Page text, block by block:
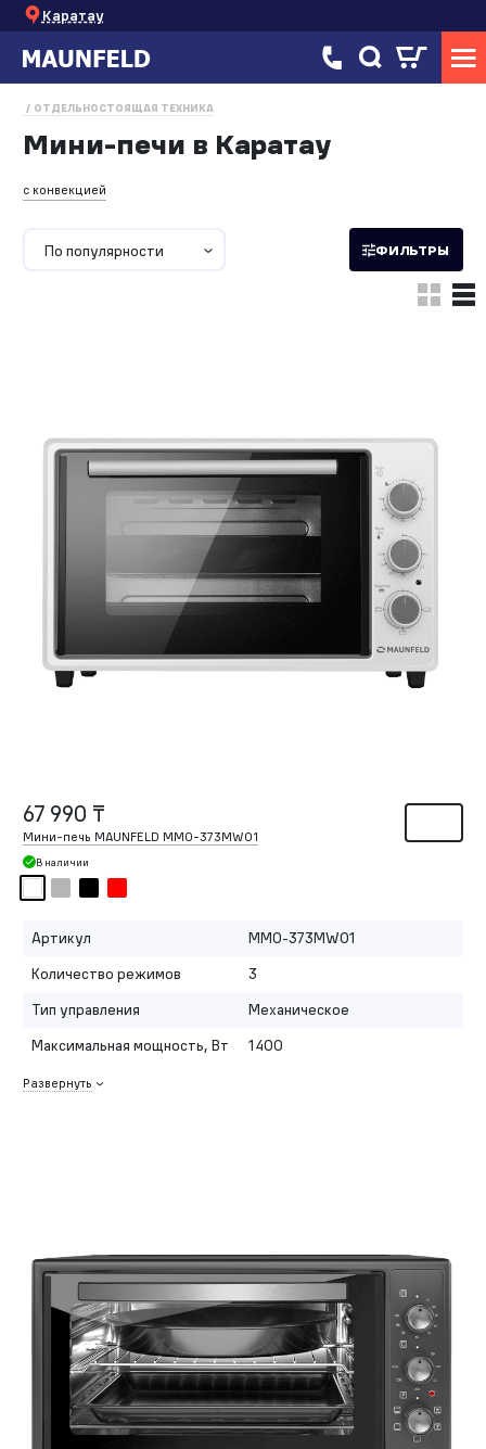
Каратау
ОТДЕЛЬНОСТОЯЩАЯ ТЕХНИКА
Мини-печи в Каратау
с конвекцией
По популярности ФИЛЬТРЫ
67 990 ₸
Мини-печь MAUNFELD MMO-373MW01
В наличии
Артикул
MMO-373MW01
Количество режимов
3
Тип управления
Механическое
Максимальная мощность, Вт
1400
Развернуть